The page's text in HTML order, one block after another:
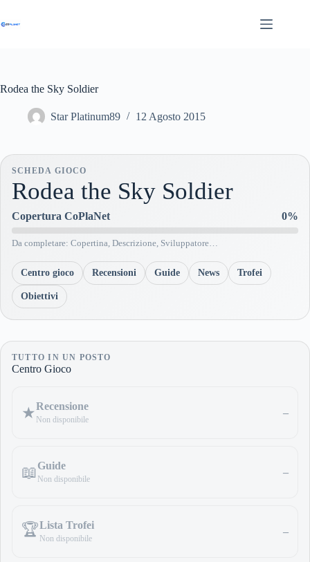
contenuto
Rodea the Sky Soldier
Star Platinum89 12 Agosto 2015
SCHEDA GIOCO
Rodea the Sky Soldier
Copertura CoPlaNet 0%
Da completare: Copertina, Descrizione, Sviluppatore…
Centro gioco Recensioni Guide News Trofei
Obiettivi
TUTTO IN UN POSTO
Centro Gioco
★Recensione
Non disponibile
–
📖Guide
Non disponibile
–
🏆Lista Trofei
Non disponibile
–